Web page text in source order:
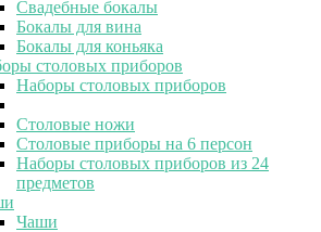
Свадебные бокалы
Бокалы для вина
Бокалы для коньяка
столовых приборов
Наборы столовых приборов
Столовые ножи
Столовые приборы на 6 персон
Наборы столовых приборов из 24
предметов
Чаши